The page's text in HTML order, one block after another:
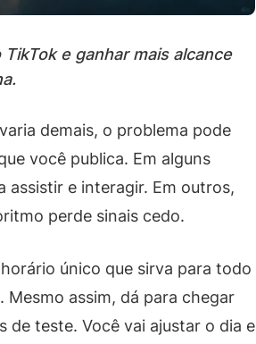
e ganhar mais alcance
demais, o problema pode
você publica. Em alguns
assistir e interagir. Em outros,
perde sinais cedo.
único que sirva para todo
assim, dá para chegar
teste. Você vai ajustar o dia e